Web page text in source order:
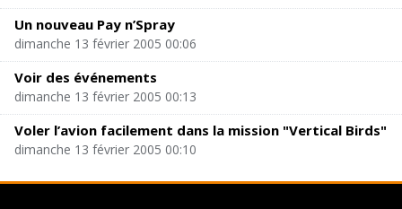
Un nouveau Pay n’Spray
dimanche 13 février 2005 00:06
Voir des événements
dimanche 13 février 2005 00:13
Voler l’avion facilement dans la mission "Vertical Birds"
dimanche 13 février 2005 00:10